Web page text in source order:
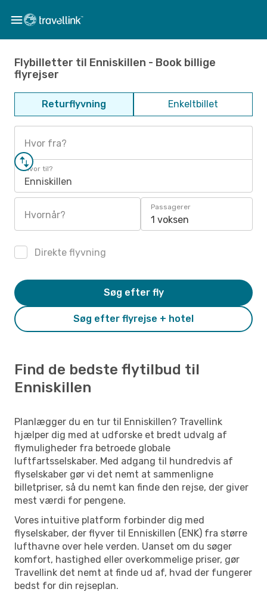
Flybilletter til Enniskillen - Book billige
flyrejser
Returflyvning Enkeltbillet
Hvor fra?
Hvor til?
Enniskillen
Hvornår?
Passagerer
1 voksen
Direkte flyvning
Søg efter flyrejse + hotel
Søg efter fly
Find de bedste flytilbud til
Enniskillen
Planlægger du en tur til Enniskillen? Travellink
hjælper dig med at udforske et bredt udvalg af
flymuligheder fra betroede globale
luftfartsselskaber. Med adgang til hundredvis af
flyselskaber gør vi det nemt at sammenligne
billetpriser, så du nemt kan finde den rejse, der giver
mest værdi for pengene.
Vores intuitive platform forbinder dig med
flyselskaber, der flyver til Enniskillen (ENK) fra større
lufthavne over hele verden. Uanset om du søger
komfort, hastighed eller overkommelige priser, gør
Travellink det nemt at finde ud af, hvad der fungerer
bedst for din rejseplan.